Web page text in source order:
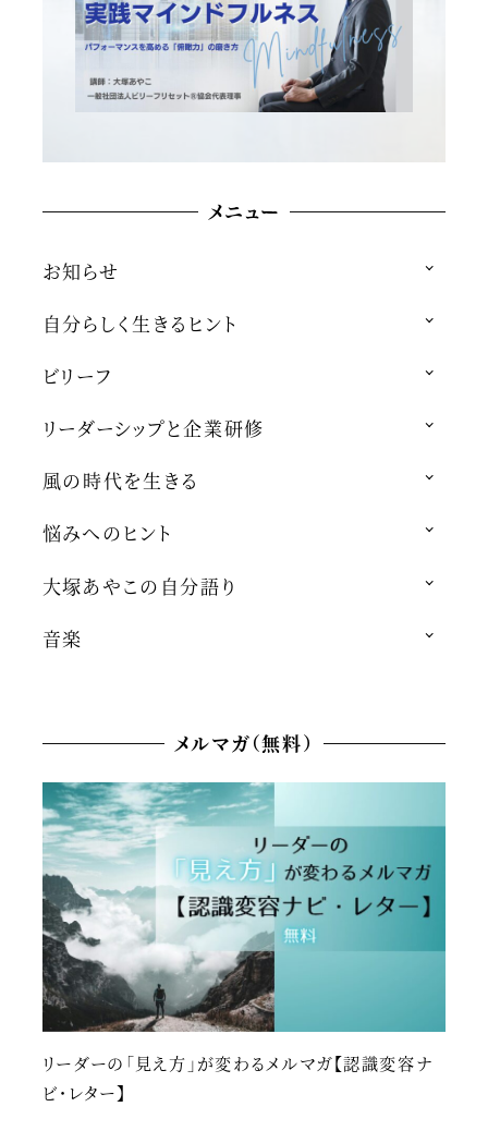
メニュー
お知らせ
自分らしく生きるヒント
ビリーフ
リーダーシップと企業研修
風の時代を生きる
悩みへのヒント
大塚あやこの自分語り
音楽
メルマガ（無料）
リーダーの「見え方」が変わるメルマガ【認識変容ナ
ビ・レター】